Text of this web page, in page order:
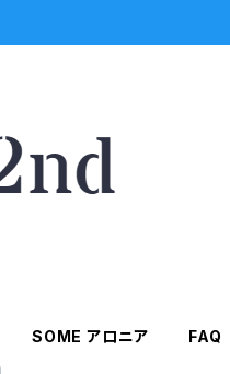
SOME アロニア FAQ